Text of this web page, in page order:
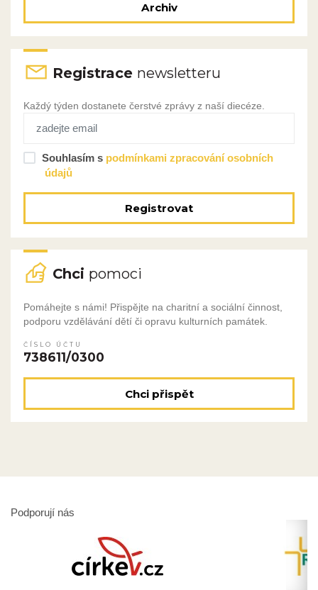
Archiv
Registrace newsletteru
Každý týden dostanete čerstvé zprávy z naší diecéze.
Souhlasím s podmínkami zpracování osobních
údajů
Registrovat
Chci pomoci
Pomáhejte s námi! Přispějte na charitní a sociální činnost,
podporu vzdělávání dětí či opravu kulturních památek.
ČÍSLO ÚČTU
738611/0300
Chci přispět
Podporují nás